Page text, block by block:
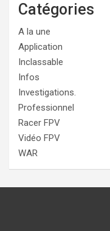
Catégories
A la une
Application
Inclassable
Infos
Investigations.
Professionnel
Racer FPV
Vidéo FPV
WAR